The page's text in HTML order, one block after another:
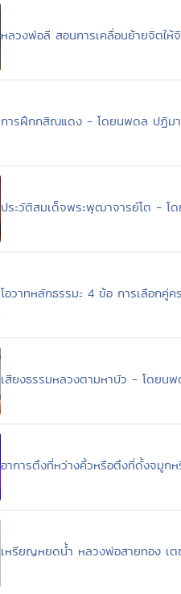
หลวงพ่อลี สอนการเคลื่อนย้ายจิต
การฝึกกสิณแดง - โดยนพดล ปฏิม
ประวัติสมเด็จพระพุฒาจารย์โต -
โอวาทหลักธรรมะ 4 ข้อ การเลือก
เสียงธรรมหลวงตามหาบัว - โดยน
อาการตึงที่หว่างคิ้วหรือตึงที่ดั้งจมู
เหรียญหยดน้ำ หลวงพ่อสายทอง เ